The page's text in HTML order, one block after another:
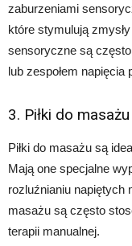
zaburzeniami
które stymulują
sensoryczne są
lub zespołem
3. Piłki do masażu
Piłki do masażu są
Mają one specjalne
rozluźnianiu napiętych
masażu są często
terapii manualnej.